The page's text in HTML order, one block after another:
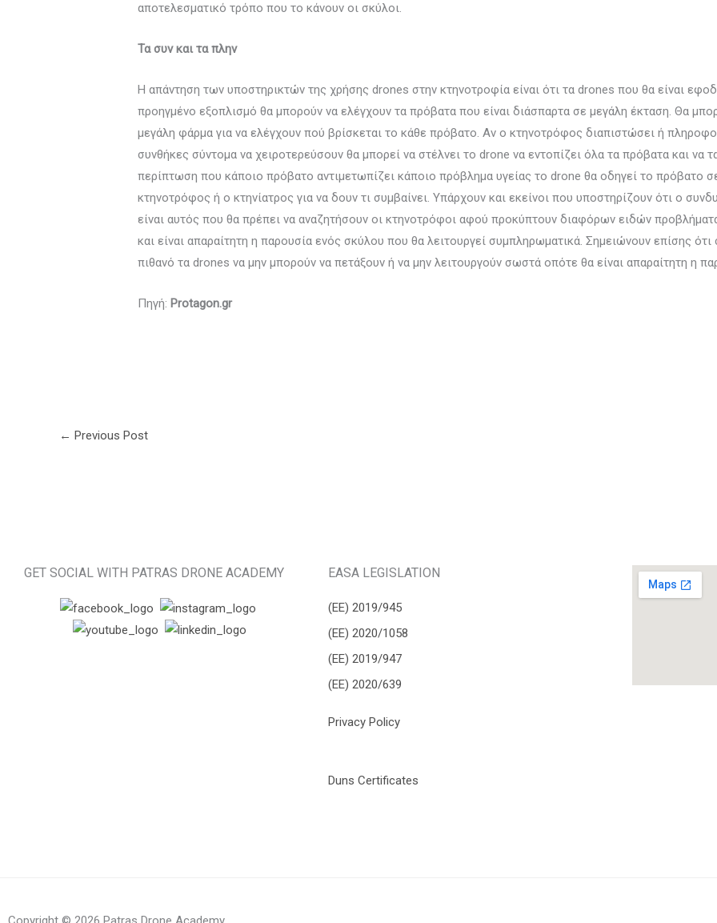
αποτελεσματικό τρόπο που το κάνουν οι σκύλοι.
Τα συν και τα πλην
Η απάντηση των υποστηρικτών της χρήσης drones στην κτηνοτροφία είναι ότι τα drones που θα είναι
προηγμένο εξοπλισμό θα μπορούν να ελέγχουν τα πρόβατα που είναι διάσπαρτα σε μεγάλη έκταση. Θα
μεγάλη φάρμα για να ελέγχουν πού βρίσκεται το κάθε πρόβατο. Αν ο κτηνοτρόφος διαπιστώσει ή
συνθήκες σύντομα να χειροτερεύσουν θα μπορεί να στέλνει το drone να εντοπίζει όλα τα πρόβατα και να
περίπτωση που κάποιο πρόβατο αντιμετωπίζει κάποιο πρόβλημα υγείας το drone θα οδηγεί το πρόβατο
κτηνοτρόφος ή ο κτηνίατρος για να δουν τι συμβαίνει. Υπάρχουν και εκείνοι που υποστηρίζουν ότι ο
είναι αυτός που θα πρέπει να αναζητήσουν οι κτηνοτρόφοι αφού προκύπτουν διαφόρων ειδών
και είναι απαραίτητη η παρουσία ενός σκύλου που θα λειτουργεί συμπληρωματικά. Σημειώνουν επίσης
πιθανό τα drones να μην μπορούν να πετάξουν ή να μην λειτουργούν σωστά οπότε θα είναι απαραίτητη η
Πηγή: Protagon.gr
← Previous Post
GET SOCIAL WITH PATRAS DRONE ACADEMY EASA LEGISLATION
(ΕΕ) 2019/945
(ΕΕ) 2020/1058
(ΕΕ) 2019/947
(ΕΕ) 2020/639
Privacy Policy
Duns Certificates